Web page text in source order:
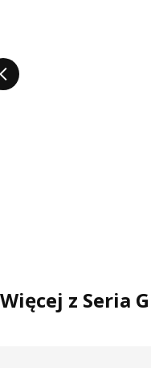
Więcej z Seria